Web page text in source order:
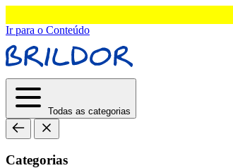
Ir para o Conteúdo
Todas as categorias
Categorias